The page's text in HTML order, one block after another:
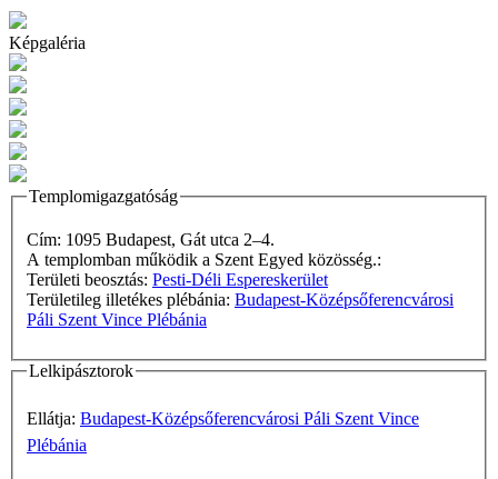
Képgaléria
Templomigazgatóság
Cím: 1095 Budapest, Gát utca 2–4.
A templomban működik a Szent Egyed közösség.:
Területi beosztás: Pesti-Déli Espereskerület
Területileg illetékes plébánia: Budapest-Középsőferencvárosi
Páli Szent Vince Plébánia
Lelkipásztorok
Ellátja: Budapest-Középsőferencvárosi Páli Szent Vince
Plébánia